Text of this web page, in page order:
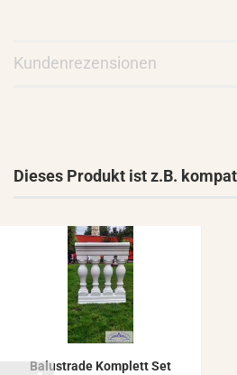
Kundenrezensionen
Dieses Produkt ist z.B.
Ba­lus­tra­de Kom­plett Set